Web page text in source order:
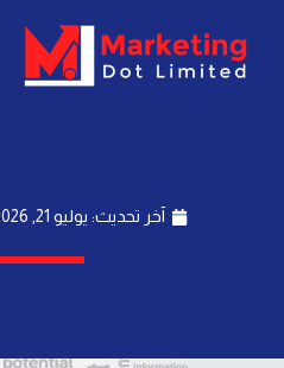
المحتوى
آخر تحديث: يوليو 21, 2026